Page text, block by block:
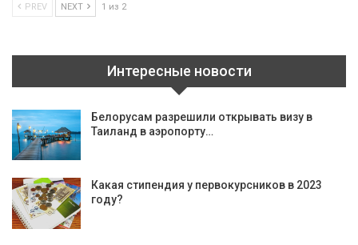
PREV NEXT 1 из 2
Интересные новости
Белорусам разрешили открывать визу в
Таиланд в аэропорту…
Какая стипендия у первокурсников в 2023
году?